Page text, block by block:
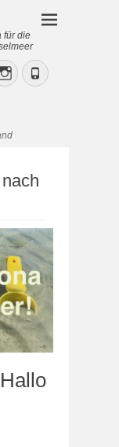
für die
Instagram
Phone